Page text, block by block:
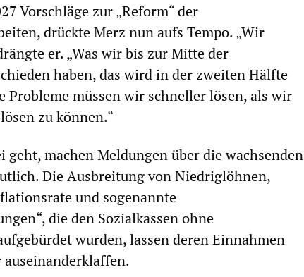
Vorschläge zur „Reform“ der
drückte Merz nun aufs Tempo. „Wir
er. „Was wir bis zur Mitte der
haben, das wird in der zweiten Hälfte
müssen wir schneller lösen, als wir
zu können.“
geht, machen Meldungen über die wachsenden
Die Ausbreitung von Niedriglöhnen,
und sogenannte
die den Sozialkassen ohne
wurden, lassen deren Einnahmen